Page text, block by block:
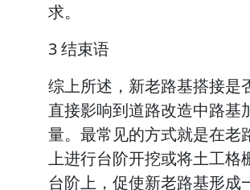
求。
3 结束语
综上所述，新老路基搭接是
直接影响到道路改造中路基
量。最常见的方式就是在老
上进行台阶开挖或将土工格
台阶上，促使新老路基形成